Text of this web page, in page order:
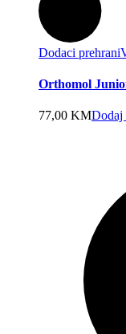
Dodaci prehrani
Orthomol
77,00 KMDodaj